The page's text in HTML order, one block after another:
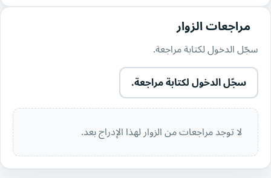
مراجعات الزوار
سجّل الدخول لكتابة مراجعة.
سجّل الدخول لكتابة مراجعة.
لا توجد مراجعات من الزوار لهذا الإدراج بعد.